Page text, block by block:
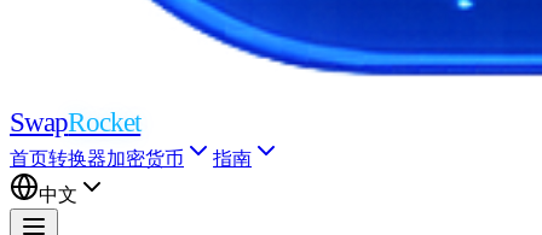
SwapRocket
首页转换器加密货币
指南
中文